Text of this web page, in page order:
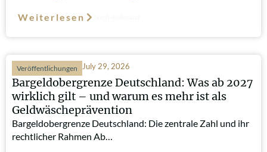
Weiterlesen
Veröffentlichungen July 29, 2026
Bargeldobergrenze Deutschland: Was ab 2027
wirklich gilt – und warum es mehr ist als
Geldwäscheprävention
Bargeldobergrenze Deutschland: Die zentrale Zahl und ihr
rechtlicher Rahmen Ab…